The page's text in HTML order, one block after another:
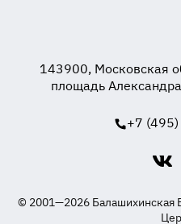
143900, Московская
площадь
+7
© 2001—2026 Балашихинская